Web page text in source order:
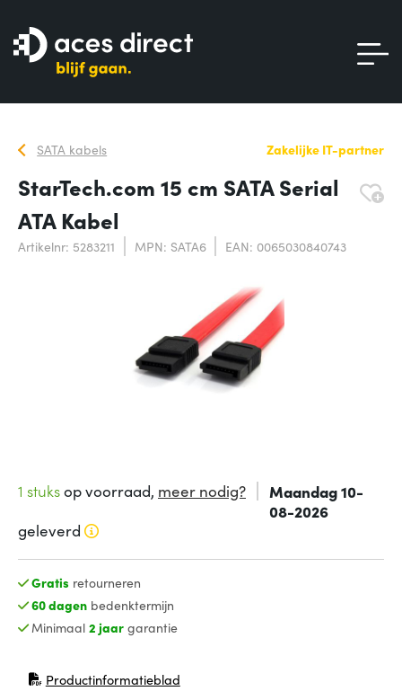
SATA kabels Zakelijke IT-partner
StarTech.com 15 cm SATA Serial
ATA Kabel
Artikelnr: 5283211 MPN: SATA6 EAN: 0065030840743
1 stuksop voorraad, meer nodig?
Maandag 10-
08-2026
geleverd
Gratis retourneren
60 dagenbedenktermijn
Minimaal 2 jaargarantie
Productinformatieblad
(opent in nieuw venster)